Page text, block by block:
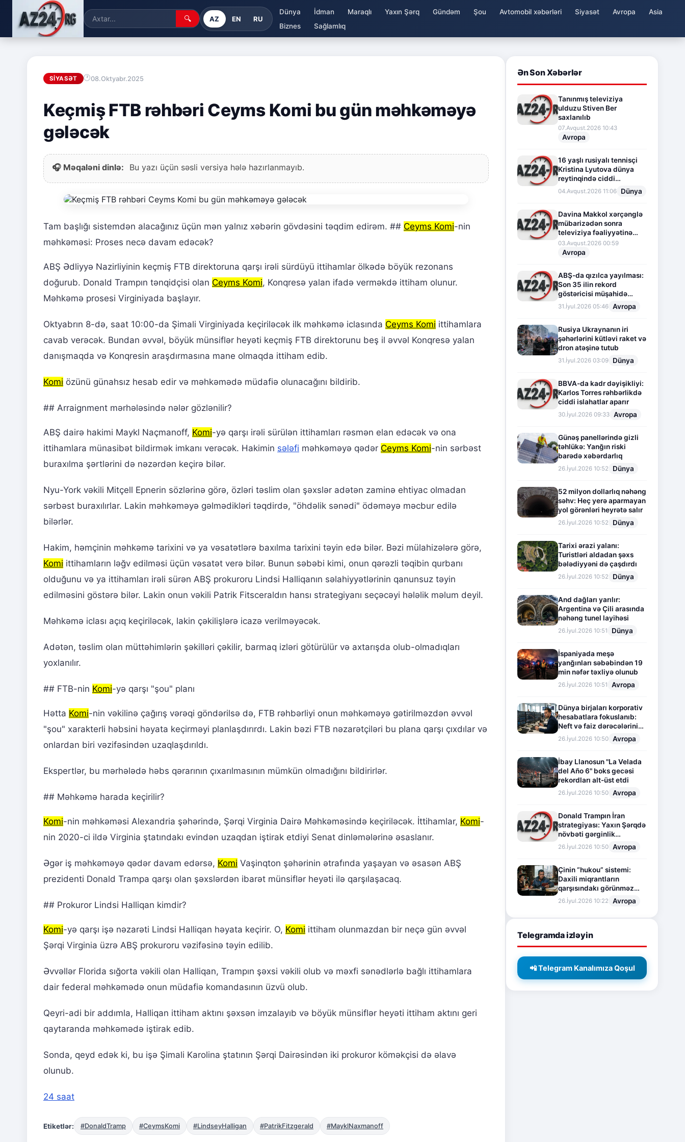
🔍 AZ EN RU
Dünya İdman Maraqlı Yaxın Şərq Gündəm Şou Avtomobil xəbərləri Siyasət Avropa
Asia
Biznes
Sağlamlıq
SIYASƏT 08.Oktyabr.2025
Keçmiş FTB rəhbəri Ceyms Komi bu gün məhkəməyə
gələcək
🎧 Məqaləni dinlə: Bu yazı üçün səsli versiya hələ hazırlanmayıb.
Tam başlığı sistemdən alacağınız üçün mən yalnız xəbərin gövdəsini təqdim edirəm. ## Ceyms Komi-nin
məhkəməsi: Proses necə davam edəcək?
ABŞ Ədliyyə Nazirliyinin keçmiş FTB direktoruna qarşı irəli sürdüyü ittihamlar ölkədə böyük rezonans
doğurub. Donald Trampın tənqidçisi olan Ceyms Komi, Konqresə yalan ifadə verməkdə ittiham olunur.
Məhkəmə prosesi Virginiyada başlayır.
Oktyabrın 8-də, saat 10:00-da Şimali Virginiyada keçiriləcək ilk məhkəmə iclasında Ceyms Komi ittihamlara
cavab verəcək. Bundan əvvəl, böyük münsiflər heyəti keçmiş FTB direktorunu beş il əvvəl Konqresə yalan
danışmaqda və Konqresin araşdırmasına mane olmaqda ittiham edib.
Komi özünü günahsız hesab edir və məhkəmədə müdafiə olunacağını bildirib.
## Arraignment mərhələsində nələr gözlənilir?
ABŞ dairə hakimi Maykl Naçmanoff, Komi-yə qarşı irəli sürülən ittihamları rəsmən elan edəcək və ona
ittihamlara münasibət bildirmək imkanı verəcək. Hakimin sələfi məhkəməyə qədər Ceyms Komi-nin sərbəst
buraxılma şərtlərini də nəzərdən keçirə bilər.
Nyu-York vəkili Mitçell Epnerin sözlərinə görə, özləri təslim olan şəxslər adətən zaminə ehtiyac olmadan
sərbəst buraxılırlar. Lakin məhkəməyə gəlmədikləri təqdirdə, "öhdəlik sənədi" ödəməyə məcbur edilə
bilərlər.
Hakim, həmçinin məhkəmə tarixini və ya vəsatətlərə baxılma tarixini təyin edə bilər. Bəzi mülahizələrə görə,
Komi ittihamların ləğv edilməsi üçün vəsatət verə bilər. Bunun səbəbi kimi, onun qərəzli təqibin qurbanı
olduğunu və ya ittihamları irəli sürən ABŞ prokuroru Lindsi Halliqanın səlahiyyətlərinin qanunsuz təyin
edilməsini göstərə bilər. Lakin onun vəkili Patrik Fitsceraldın hansı strategiyanı seçəcəyi hələlik məlum deyil.
Məhkəmə iclası açıq keçiriləcək, lakin çəkilişlərə icazə verilməyəcək.
Adətən, təslim olan müttəhimlərin şəkilləri çəkilir, barmaq izləri götürülür və axtarışda olub-olmadıqları
yoxlanılır.
## FTB-nin Komi-yə qarşı "şou" planı
Hətta Komi-nin vəkilinə çağırış vərəqi göndərilsə də, FTB rəhbərliyi onun məhkəməyə gətirilməzdən əvvəl
"şou" xarakterli həbsini həyata keçirməyi planlaşdırırdı. Lakin bəzi FTB nəzarətçiləri bu plana qarşı çıxdılar və
onlardan biri vəzifəsindən uzaqlaşdırıldı.
Ekspertlər, bu mərhələdə həbs qərarının çıxarılmasının mümkün olmadığını bildirirlər.
## Məhkəmə harada keçirilir?
Komi-nin məhkəməsi Alexandria şəhərində, Şərqi Virginia Dairə Məhkəməsində keçiriləcək. İttihamlar, Komi-
nin 2020-ci ildə Virginia ştatındakı evindən uzaqdan iştirak etdiyi Senat dinləmələrinə əsaslanır.
Əgər iş məhkəməyə qədər davam edərsə, Komi Vaşinqton şəhərinin ətrafında yaşayan və əsasən ABŞ
prezidenti Donald Trampa qarşı olan şəxslərdən ibarət münsiflər heyəti ilə qarşılaşacaq.
## Prokuror Lindsi Halliqan kimdir?
Komi-yə qarşı işə nəzarəti Lindsi Halliqan həyata keçirir. O, Komi ittiham olunmazdan bir neçə gün əvvəl
Şərqi Virginia üzrə ABŞ prokuroru vəzifəsinə təyin edilib.
Əvvəllər Florida sığorta vəkili olan Halliqan, Trampın şəxsi vəkili olub və məxfi sənədlərlə bağlı ittihamlara
dair federal məhkəmədə onun müdafiə komandasının üzvü olub.
Qeyri-adi bir addımla, Halliqan ittiham aktını şəxsən imzalayıb və böyük münsiflər heyəti ittiham aktını geri
qaytaranda məhkəmədə iştirak edib.
Sonda, qeyd edək ki, bu işə Şimali Karolina ştatının Şərqi Dairəsindən iki prokuror köməkçisi də əlavə
olunub.
24 saat
Etiketlər: #DonaldTramp #CeymsKomi #LindseyHalligan #PatrikFitzgerald #MayklNaxmanoff
Ən Son Xəbərlər
Tanınmış televiziya
ulduzu Stiven Ber
saxlanılıb
07.Avqust.2026 10:43
Avropa
16 yaşlı rusiyalı tennisçi
Kristina Lyutova dünya
reytinqində ciddi
irəliləyişə imza atdı
04.Avqust.2026 11:06 Dünya
Davina Makkol xərçənglə
mübarizədən sonra
televiziya fəaliyyətinə
fasilə verir
03.Avqust.2026 00:59
Avropa
ABŞ-da qızılca yayılması:
Son 35 ilin rekord
göstəricisi müşahidə
olunur
31.İyul.2026 05:46 Avropa
Rusiya Ukraynanın iri
şəhərlərini kütləvi raket və
dron atəşinə tutub
31.İyul.2026 03:09 Dünya
BBVA-da kadr dəyişikliyi:
Karlos Torres rəhbərlikdə
ciddi islahatlar aparır
30.İyul.2026 09:33 Avropa
Günəş panellərində gizli
təhlükə: Yanğın riski
barədə xəbərdarlıq
26.İyul.2026 10:52 Dünya
52 milyon dollarlıq nəhəng
səhv: Heç yerə aparmayan
yol görənləri heyrətə salır
26.İyul.2026 10:52 Dünya
Tarixi ərazi yalanı:
Turistləri aldadan şəxs
bələdiyyəni də çaşdırdı
26.İyul.2026 10:52 Dünya
And dağları yarılır:
Argentina və Çili arasında
nəhəng tunel layihəsi
26.İyul.2026 10:51 Dünya
İspaniyada meşə
yanğınları səbəbindən 19
min nəfər təxliyə olunub
26.İyul.2026 10:51 Avropa
Dünya birjaları korporativ
hesabatlara fokuslanıb:
Neft və faiz dərəcələrinin
təsiri altında cari vəziyyət
26.İyul.2026 10:50 Avropa
İbay Llanosun "La Velada
del Año 6" boks gecəsi
rekordları alt-üst etdi
26.İyul.2026 10:50 Avropa
Donald Trampın İran
strategiyası: Yaxın Şərqdə
növbəti gərginlik
mərhələsi
26.İyul.2026 10:50 Avropa
Çinin “hukou” sistemi:
Daxili miqrantların
qarşısındakı görünməz
sədd
26.İyul.2026 10:22 Avropa
Telegramda izləyin
📲 Telegram Kanalımıza Qoşul